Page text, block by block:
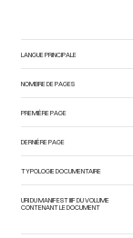
LANGUE PRINCIPALE
NOMBRE DE PAGES
PREMIÈRE PAGE
DERNIÈRE PAGE
TYPOLOGIE DOCUMENTAIRE
URI DU MANIFEST IIIF DU VOLUME
CONTENANT LE DOCUMENT